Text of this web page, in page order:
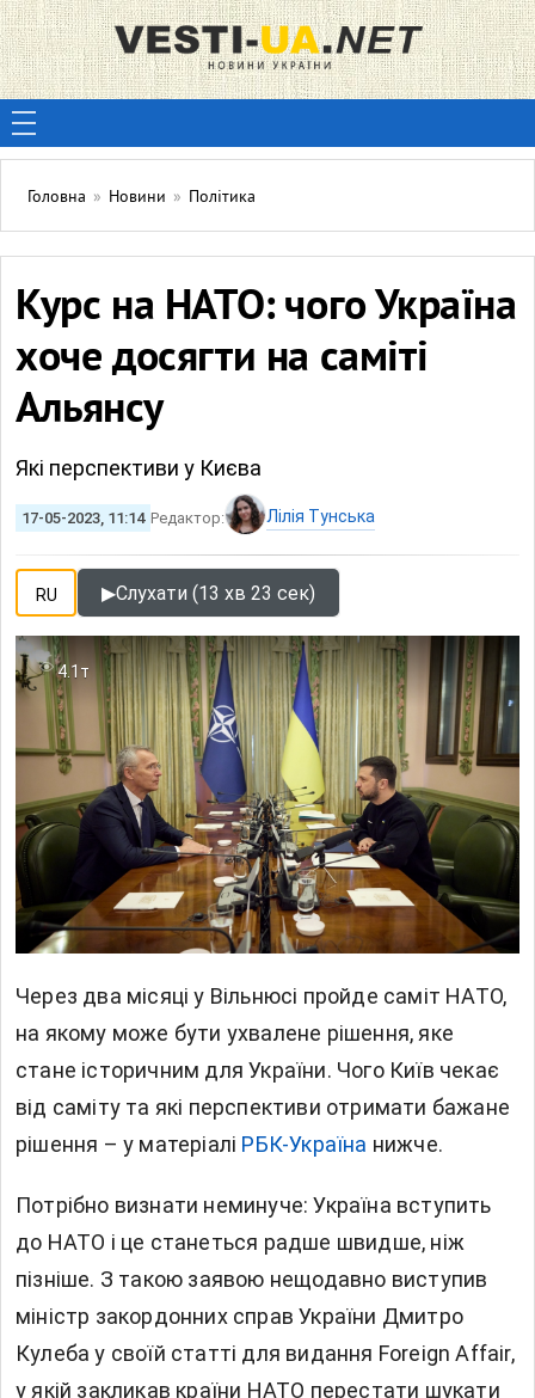
Головна » Новини » Політика
Курс на НАТО: чого Україна
хоче досягти на саміті
Альянсу
Які перспективи у Києва
17-05-2023, 11:14 Редактор: Лілія Тунська
RU ▶Слухати (13 хв 23 сек)
4.1т
Через два місяці у Вільнюсі пройде саміт НАТО,
на якому може бути ухвалене рішення, яке
стане історичним для України. Чого Київ чекає
від саміту та які перспективи отримати бажане
рішення – у матеріалі РБК-Україна нижче.
Потрібно визнати неминуче: Україна вступить
до НАТО і це станеться радше швидше, ніж
пізніше. З такою заявою нещодавно виступив
міністр закордонних справ України Дмитро
Кулеба у своїй статті для видання Foreign Affair,
у якій закликав країни НАТО перестати шукати